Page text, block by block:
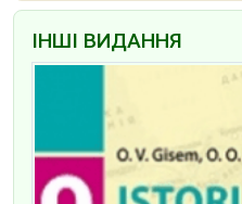
ІНШІ ВИДАННЯ